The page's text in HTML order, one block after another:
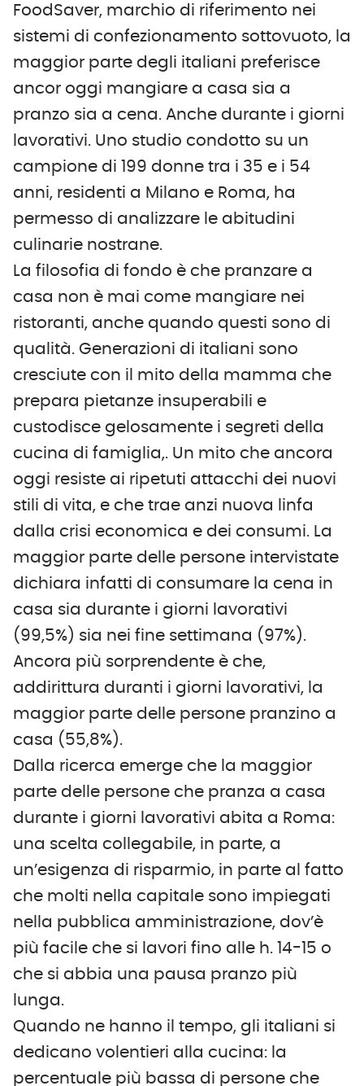
FoodSaver, marchio di riferimento nei
sistemi di confezionamento sottovuoto, la
maggior parte degli italiani preferisce
ancor oggi mangiare a casa sia a
pranzo sia a cena. Anche durante i giorni
lavorativi. Uno studio condotto su un
campione di 199 donne tra i 35 e i 54
anni, residenti a Milano e Roma, ha
permesso di analizzare le abitudini
culinarie nostrane.
La filosofia di fondo è che pranzare a
casa non è mai come mangiare nei
ristoranti, anche quando questi sono di
qualità. Generazioni di italiani sono
cresciute con il mito della mamma che
prepara pietanze insuperabili e
custodisce gelosamente i segreti della
cucina di famiglia,. Un mito che ancora
oggi resiste ai ripetuti attacchi dei nuovi
stili di vita, e che trae anzi nuova linfa
dalla crisi economica e dei consumi. La
maggior parte delle persone intervistate
dichiara infatti di consumare la cena in
casa sia durante i giorni lavorativi
(99,5%) sia nei fine settimana (97%).
Ancora più sorprendente è che,
addirittura duranti i giorni lavorativi, la
maggior parte delle persone pranzino a
casa (55,8%).
Dalla ricerca emerge che la maggior
parte delle persone che pranza a casa
durante i giorni lavorativi abita a Roma:
una scelta collegabile, in parte, a
un’esigenza di risparmio, in parte al fatto
che molti nella capitale sono impiegati
nella pubblica amministrazione, dov’è
più facile che si lavori fino alle h. 14-15 o
che si abbia una pausa pranzo più
lunga.
Quando ne hanno il tempo, gli italiani si
dedicano volentieri alla cucina: la
percentuale più bassa di persone che